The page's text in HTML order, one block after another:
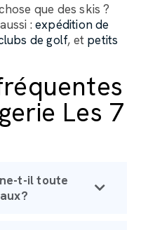
que des skis ?
aussi :expédition de
de golf, et petits
Les 7
t-il toute